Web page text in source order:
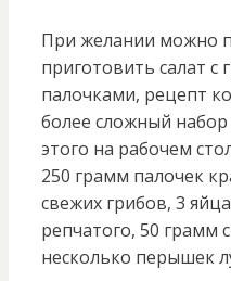
При желании можно
приготовить салат
палочками, рецепт
более сложный
этого на рабочем
250 грамм палочек
свежих грибов, 3
репчатого, 50 грамм
несколько перышек